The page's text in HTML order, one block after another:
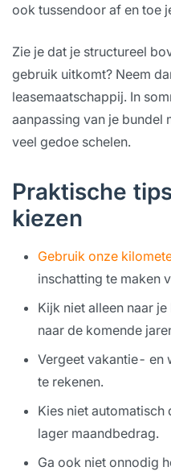
ook tussendoor af en toe
Zie je dat je structureel
gebruik uitkomt? Neem
leasemaatschappij. In
aanpassing van je bundel
veel gedoe schelen.
Praktische
kiezen
Gebruik onze
inschatting te maken
Kijk niet alleen naar
naar de komende
Vergeet vakantie- en
te rekenen.
Kies niet automatisch
lager maandbedrag.
Ga ook niet onnodig